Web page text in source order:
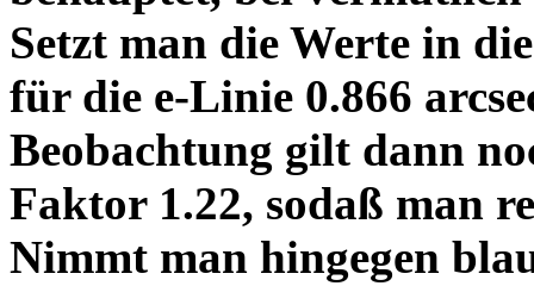
Setzt man die Werte in
für die e-Linie 0.866
Beobachtung gilt dann
Faktor 1.22, sodaß man
Nimmt man hingegen